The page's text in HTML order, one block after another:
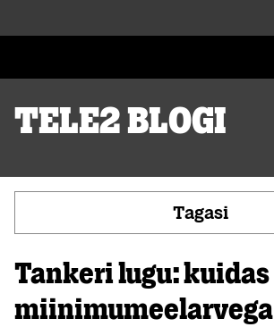
Tele2 blogi
Tagasi
Tankeri lugu: kuidas
miinimumeelarvega